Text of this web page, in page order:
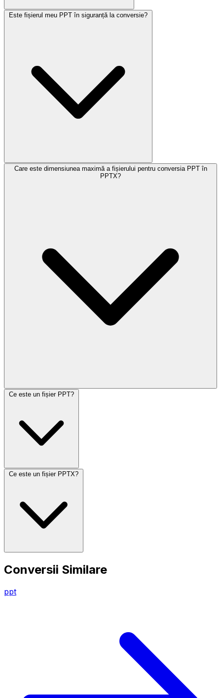
Este fișierul meu PPT în siguranță la conversie?
Care este dimensiunea maximă a fișierului pentru conversia PPT în
PPTX?
Ce este un fișier PPT?
Ce este un fișier PPTX?
Conversii Similare
ppt